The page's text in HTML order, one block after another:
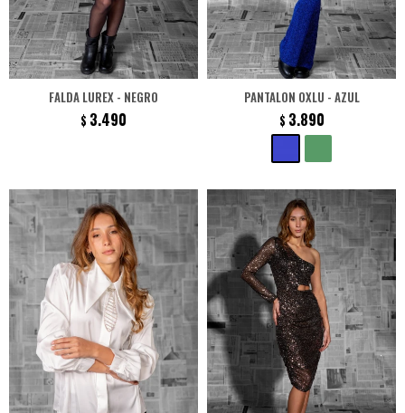
FALDA LUREX - NEGRO
$ 3.490
PANTALON OXLU - AZUL
$ 3.890